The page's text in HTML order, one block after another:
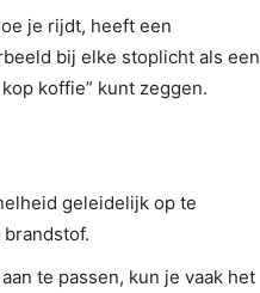
je rijdt, heeft een
bij elke stoplicht als een
koffie” kunt zeggen.
geleidelijk op te
te passen, kun je vaak het